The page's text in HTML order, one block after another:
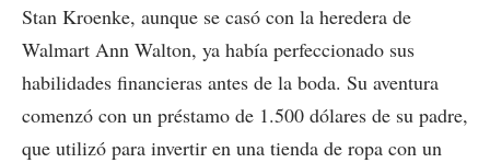
Stan Kroenke, aunque se casó con la heredera de
Walmart Ann Walton, ya había perfeccionado sus
habilidades financieras antes de la boda. Su aventura
comenzó con un préstamo de 1.500 dólares de su padre,
que utilizó para invertir en una tienda de ropa con un